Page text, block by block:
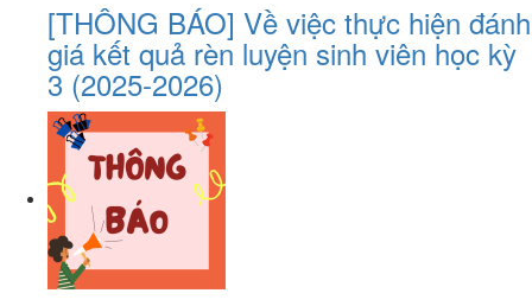
[THÔNG BÁO] Về việc thực hiện đánh
giá kết quả rèn luyện sinh viên học kỳ
3 (2025-2026)